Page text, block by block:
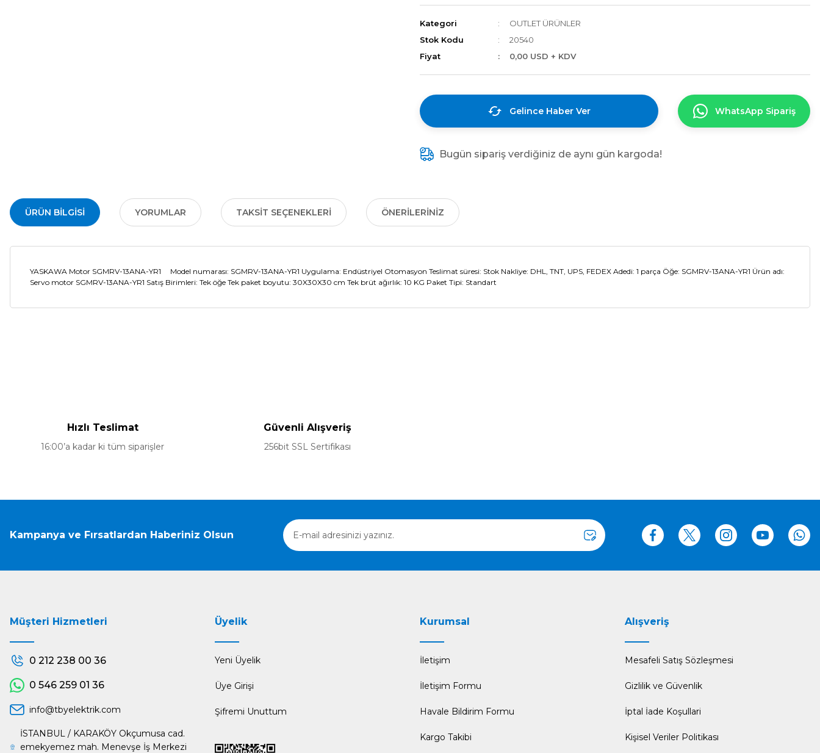
Kategori
OUTLET ÜRÜNLER
Stok Kodu
20540
Fiyat
0,00 USD + KDV
Gelince Haber Ver WhatsApp Sipariş
Bugün sipariş verdiğiniz de aynı gün kargoda!
ÜRÜN BILGISI YORUMLAR TAKSIT SEÇENEKLERI ÖNERILERINIZ
YASKAWA Motor SGMRV-13ANA-YR1 Model numarası: SGMRV-13ANA-YR1 Uygulama: Endüstriyel Otomasyon Teslimat süresi: Stok Nakliye: DHL, TNT, UPS, FEDEX Adedi: 1 parça Öğe: SGMRV-13ANA-YR1 Ürün adı:
Servo motor SGMRV-13ANA-YR1 Satış Birimleri: Tek öğe Tek paket boyutu: 30X30X30 cm Tek brüt ağırlık: 10 KG Paket Tipi: Standart
Ürün bilgilerinde hatalar bulunuyor.
Ürün fiyatı diğer sitelerden daha pahalı.
Hızlı Teslimat
16:00’a kadar ki tüm siparişler
Güvenli Alışveriş
256bit SSL Sertifikası
Kampanya ve Fırsatlardan Haberiniz Olsun
Müşteri Hizmetleri
0 212 238 00 36
0 546 259 01 36
info@tbyelektrik.com
İSTANBUL / KARAKÖY Okçumusa cad.
emekyemez mah. Menevşe İş Merkezi
Üyelik
Yeni Üyelik
Üye Girişi
Şifremi Unuttum
Kurumsal
İletişim
İletişim Formu
Havale Bildirim Formu
Kargo Takibi
Alışveriş
Mesafeli Satış Sözleşmesi
Gizlilik ve Güvenlik
İptal İade Koşullari
Kişisel Veriler Politikası